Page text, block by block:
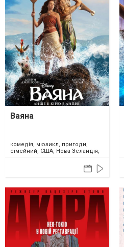
Ваяна
комедія, мюзикл, пригоди,
сімейний, США, Нова Зеландія,
2026